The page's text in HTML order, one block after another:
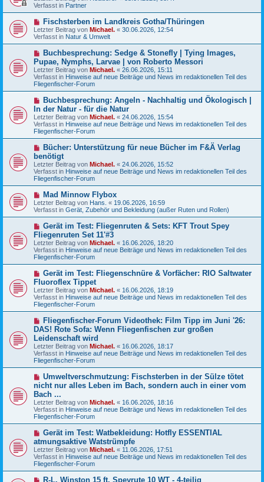
t
r
g
u
e
B
e
i
t
a
g
Verfasst in Partner
N
e
u
e
B
e
i
t
r
a
g
Fischsterben im Landkreis Gotha/Thüringen
Letzter Beitrag von Michael. « 30.06.2026, 12:54
Verfasst in Natur & Umwelt
N
u
e
r
B
e
t
r
a
g
Buchbesprechung: Sedge & Stonefly | Tying Images,
Pupae, Nymphs, Larvae | von Roberto Messori
Letzter Beitrag von Michael. « 26.06.2026, 15:11
Verfasst in Hinweise auf neue Beiträge und News im redaktionellen Teil des
Fliegenfischer-Forum
N
u
e
r
B
e
t
r
a
g
Buchbesprechung: Angeln - Nachhaltig und Ökologisch |
In der Natur - für die Natur
Letzter Beitrag von Michael. « 24.06.2026, 15:54
Verfasst in Hinweise auf neue Beiträge und News im redaktionellen Teil des
Fliegenfischer-Forum
N
u
e
r
B
e
t
r
a
g
Bücher: Unterstützung für neue Bücher im F&Ä Verlag
benötigt
Letzter Beitrag von Michael. « 24.06.2026, 15:52
Verfasst in Hinweise auf neue Beiträge und News im redaktionellen Teil des
Fliegenfischer-Forum
N
e
u
e
B
e
i
t
r
a
g
Mad Minnow Flybox
Letzter Beitrag von Hans. « 19.06.2026, 16:59
Verfasst in Gerät, Zubehör und Bekleidung (außer Ruten und Rollen)
N
e
u
e
r
B
e
t
r
a
g
Gerät im Test: Fliegenruten & Sets: KFT Trout Spey
Fliegenruten Set 11'#3
Letzter Beitrag von Michael. « 16.06.2026, 18:20
Verfasst in Hinweise auf neue Beiträge und News im redaktionellen Teil des
Fliegenfischer-Forum
N
u
e
r
B
e
t
r
a
g
Gerät im Test: Fliegenschnüre & Vorfächer: RIO Saltwater
Fluoroflex Tippet
Letzter Beitrag von Michael. « 16.06.2026, 18:19
Verfasst in Hinweise auf neue Beiträge und News im redaktionellen Teil des
Fliegenfischer-Forum
N
e
u
e
r
B
e
i
r
a
g
Fliegenfischer-Forum Videothek: Film Tipp im Juni '26:
DAS! Rote Sofa: Wenn Fliegenfischen zur großen
Leidenschaft wird
Letzter Beitrag von Michael. « 16.06.2026, 18:17
Verfasst in Hinweise auf neue Beiträge und News im redaktionellen Teil des
Fliegenfischer-Forum
N
u
e
r
B
e
i
r
a
g
Umweltverschmutzung: Fischsterben in der Sülze tötet
nicht nur alles Leben im Bach, sondern auch in einer vom
Bach ...
Letzter Beitrag von Michael. « 16.06.2026, 18:16
Verfasst in Hinweise auf neue Beiträge und News im redaktionellen Teil des
Fliegenfischer-Forum
N
u
e
r
B
e
Gerät im Test: Watbekleidung: Hotfly ESSENTIAL
atmungsaktive Watstrümpfe
Letzter Beitrag von Michael. « 11.06.2026, 17:51
Verfasst in Hinweise auf neue Beiträge und News im redaktionellen Teil des
Fliegenfischer-Forum
NR-L. Winston 15 ft. Speyrute 10 WT - 4-teilig